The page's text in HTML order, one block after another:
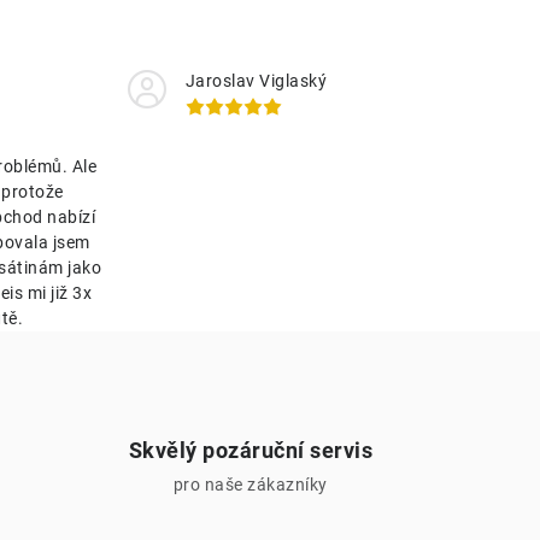
Ale
nabízí
jsem
jako
mi již 3x
Jaroslav Viglaský
Skvělý pozáruční servis
pro naše zákazníky